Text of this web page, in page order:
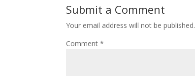
Submit a Comment
Your email address will not be published.
Comment*